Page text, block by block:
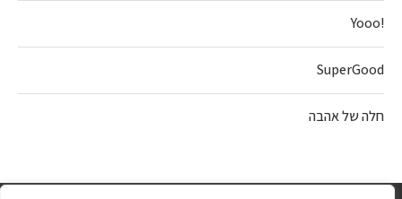
!Yooo
SuperGood
חלה של אהבה